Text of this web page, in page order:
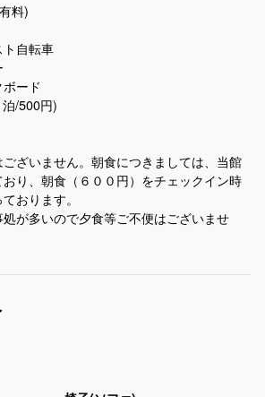
料)
ト自転車
ード
泊/500円)
ざいません。朝食につきましては、当館
り、朝食（６００円）をチェックイン時
おります。
が多いので夕食等ご不便はございませ